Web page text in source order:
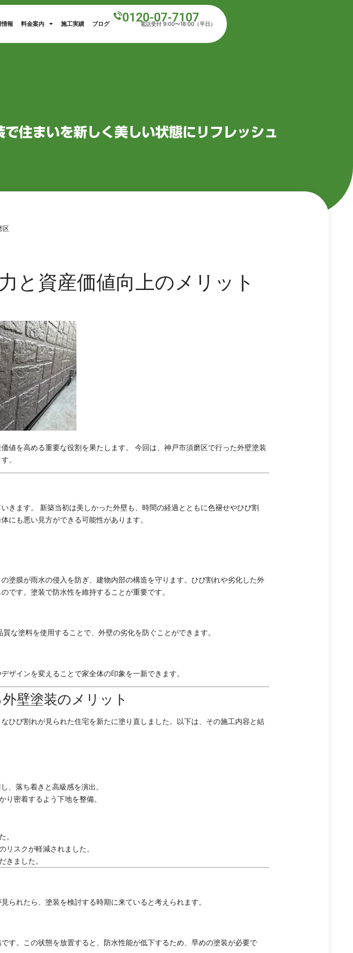
報 料金案内 施工実績 ブログ 0120-07-7107
電話受付 9:00〜18:00（平日）
で住まいを新しく美しい状態にリフレッシュ
区
と資産価値向上のメリット
値を高める重要な役割を果たします。 今回は、神戸市須磨区で行った外壁塗装
。
きます。 新築当初は美しかった外壁も、時間の経過とともに色褪せやひび割
にも悪い見方ができる可能性があります。
塗膜が雨水の侵入を防ぎ、建物内部の構造を守ります。ひび割れや劣化した外
です。塗装で防水性を維持することが重要です。
な塗料を使用することで、外壁の劣化を防ぐことができます。
ザインを変えることで家全体の印象を一新できます。
壁塗装のメリット
ひび割れが見られた住宅を新たに塗り直しました。以下は、その施工内容と結
、落ち着きと高級感を演出。
密着するよう下地を整備。
。
スクが軽減されました。
きました。
られたら、塗装を検討する時期に来ていると考えられます。
す。この状態を放置すると、防水性能が低下するため、早めの塗装が必要で